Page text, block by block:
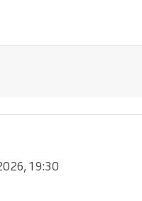
19:30